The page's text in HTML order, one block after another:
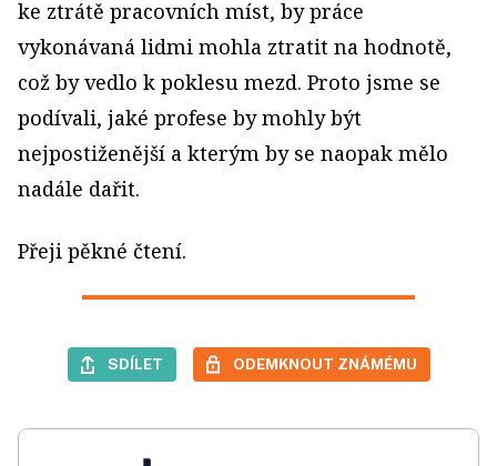
ke ztrátě pracovních míst, by práce
vykonávaná lidmi mohla ztratit na hodnotě,
což by vedlo k poklesu mezd. Proto jsme se
podívali, jaké profese by mohly být
nejpostiženější a kterým by se naopak mělo
nadále dařit.
Přeji pěkné čtení.
SDÍLET ODEMKNOUT ZNÁMÉMU